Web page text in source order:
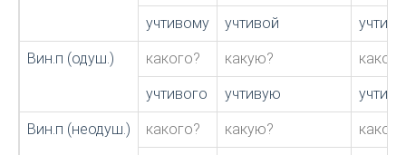
учтивому учтивой
Вин.п (одуш.) какого? какую?
учтивого учтивую
Вин.п (неодуш.) какого? какую?